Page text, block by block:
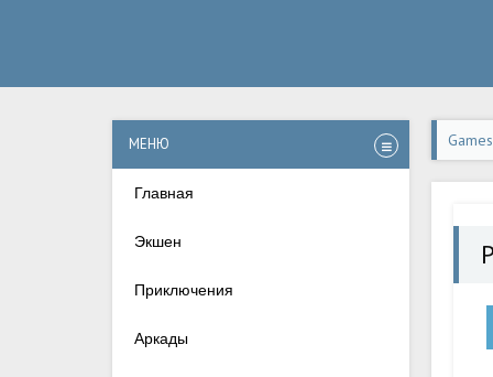
МЕНЮ
Главная
Экшен
Приключения
Аркады